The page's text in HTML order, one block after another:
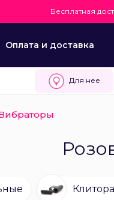
Бесплатная
Оплата и доставка
Для нее